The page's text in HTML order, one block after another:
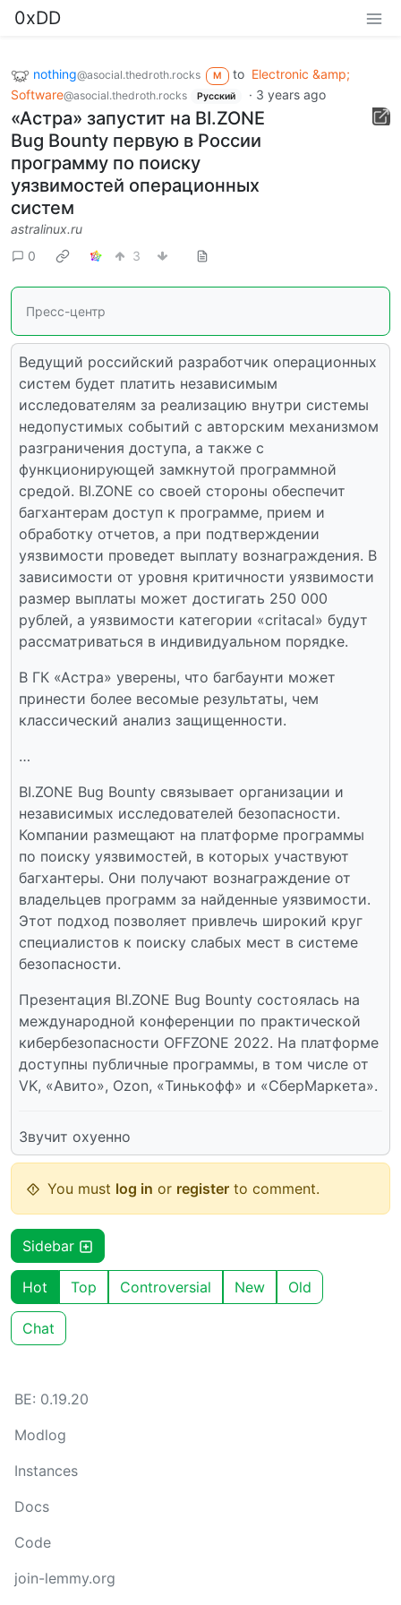
0xDD
nothing@asocial.thedroth.rocks M to Electronic &amp;
Software@asocial.thedroth.rocks Русский · 3 years ago
«Астра» запустит на BI.ZONE
Bug Bounty первую в России
программу по поиску
уязвимостей операционных
систем
astralinux.ru
0
3
Пресс-центр
Ведущий российский разработчик операционных
систем будет платить независимым
исследователям за реализацию внутри системы
недопустимых событий с авторским механизмом
разграничения доступа, а также с
функционирующей замкнутой программной
средой. BI.ZONE со своей стороны обеспечит
багхантерам доступ к программе, прием и
обработку отчетов, а при подтверждении
уязвимости проведет выплату вознаграждения. В
зависимости от уровня критичности уязвимости
размер выплаты может достигать 250 000
рублей, а уязвимости категории «critacal» будут
рассматриваться в индивидуальном порядке.
В ГК «Астра» уверены, что багбаунти может
принести более весомые результаты, чем
классический анализ защищенности.
…
BI.ZONE Bug Bounty связывает организации и
независимых исследователей безопасности.
Компании размещают на платформе программы
по поиску уязвимостей, в которых участвуют
багхантеры. Они получают вознаграждение от
владельцев программ за найденные уязвимости.
Этот подход позволяет привлечь широкий круг
специалистов к поиску слабых мест в системе
безопасности.
Презентация BI.ZONE Bug Bounty состоялась на
международной конференции по практической
кибербезопасности OFFZONE 2022. На платформе
доступны публичные программы, в том числе от
VK, «Авито», Ozon, «Тинькофф» и «СберМаркета».
Звучит охуенно
You must log in or register to comment.
Sidebar
Hot Top Controversial New Old
Chat
BE: 0.19.20
Modlog
Instances
Docs
Code
join-lemmy.org